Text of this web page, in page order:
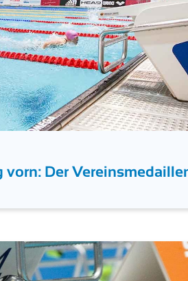
vorn: Der